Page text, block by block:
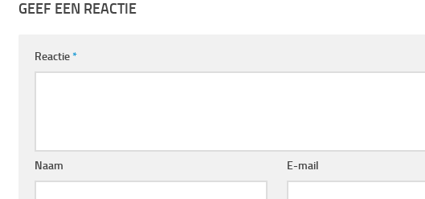
GEEF EEN REACTIE
Reactie*
Naam E-mail